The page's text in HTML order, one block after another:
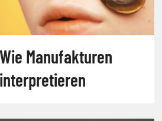
Manufakturen